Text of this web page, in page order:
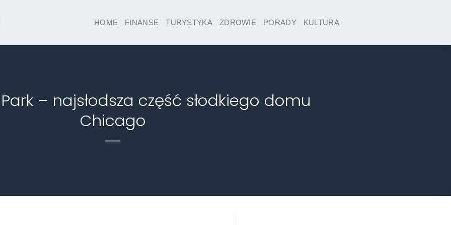
HOME FINANSE TURYSTYKA ZDROWIE PORADY KULTURA
– najsłodsza część słodkiego domu
Chicago